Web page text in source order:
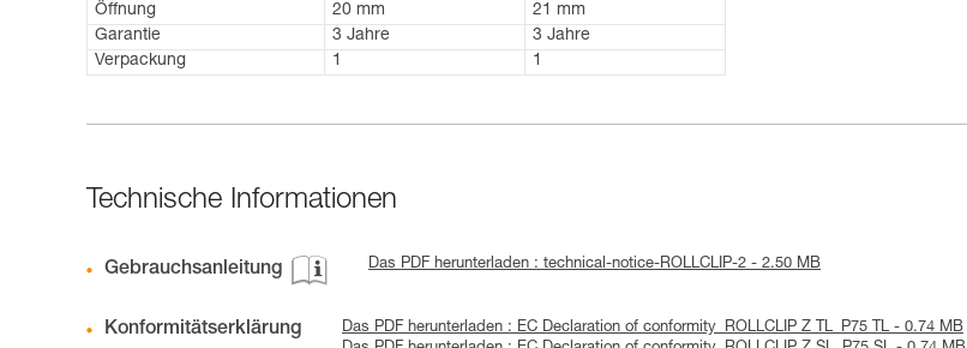
Öffnung
20 mm
21 mm
Garantie
3 Jahre
3 Jahre
Verpackung
1 1
Technische Informationen
Gebrauchsanleitung Das PDF herunterladen : technical-notice-ROLLCLIP-2 - 2.50 MB
Konformitätserklärung
Das PDF herunterladen : EC Declaration of conformity_ROLLCLIP Z TL_P75 TL - 0.74 MB